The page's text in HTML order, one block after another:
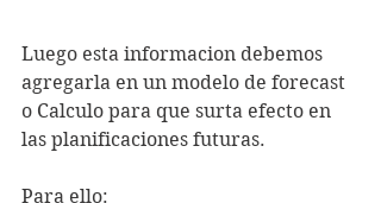
Luego esta informacion debemos
agregarla en un modelo de forecast
o Calculo para que surta efecto en
las planificaciones futuras.
Para ello: